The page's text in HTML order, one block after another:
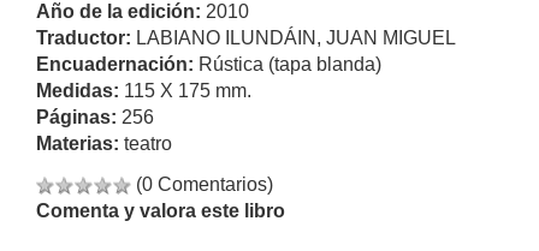
Año de la edición: 2010
Traductor: LABIANO ILUNDÁIN, JUAN MIGUEL
Encuadernación: Rústica (tapa blanda)
Medidas: 115 X 175 mm.
Páginas: 256
Materias: teatro
(0 Comentarios)
Comenta y valora este libro